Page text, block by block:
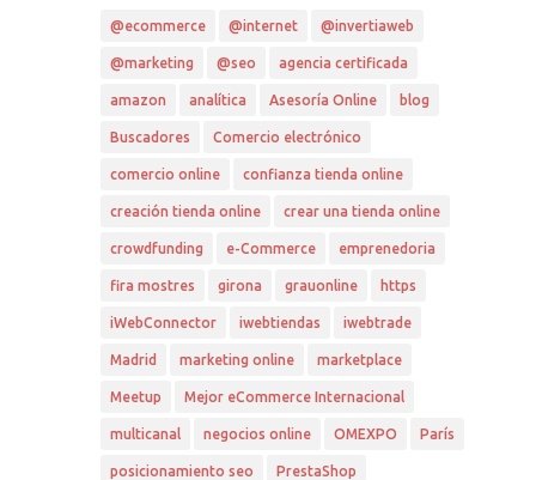
@ecommerce @internet @invertiaweb
@marketing @seo agencia certificada
amazon analítica Asesoría Online blog
Buscadores Comercio electrónico
comercio online confianza tienda online
creación tienda online crear una tienda online
crowdfunding e-Commerce emprenedoria
fira mostres girona grauonline https
iWebConnector iwebtiendas iwebtrade
Madrid marketing online marketplace
Meetup Mejor eCommerce Internacional
multicanal negocios online OMEXPO París
posicionamiento seo PrestaShop